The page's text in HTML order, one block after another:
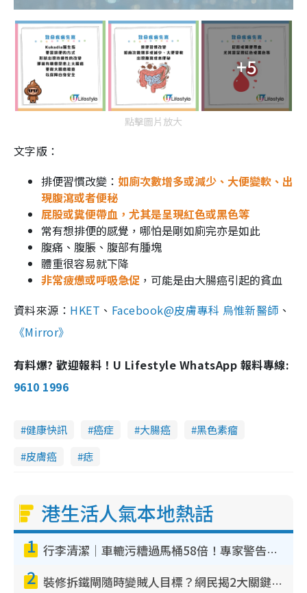
+5
點擊圖片放大
文字版：
排便習慣改變： 如廁次數增多或減少、 大便變軟、出
現腹瀉或者便秘
屁股或糞便帶血，尤其是呈現紅色或黑色等
常有想排便的感覺，哪怕是剛如廁完亦是如此
腹痛、腹脹、腹部有腫塊
體重很容易就下降
非常疲憊或呼吸急促 ，可能是由大腸癌引起的貧血
資料來源： HKET 、 Facebook@皮膚專科 烏惟新醫師 、
《Mirror》
有料爆? 歡迎報料！U Lifestyle WhatsApp 報料專線:
9610 1996
健康快訊 癌症 大腸癌
黑色素瘤
皮膚癌
痣
港生活人氣本地熱話
1 行李清潔｜車轆污糟過馬桶58倍！專家警告忌用酒精抹 教1招免污手除菌
2 裝修拆鐵閘隨時變賊人目標？網民揭2大關鍵用途：裝新式等於白裝？附新舊鐵閘分別